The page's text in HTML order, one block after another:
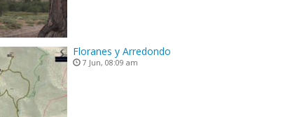
Floranes y Arredondo
7 Jun, 08:09 am